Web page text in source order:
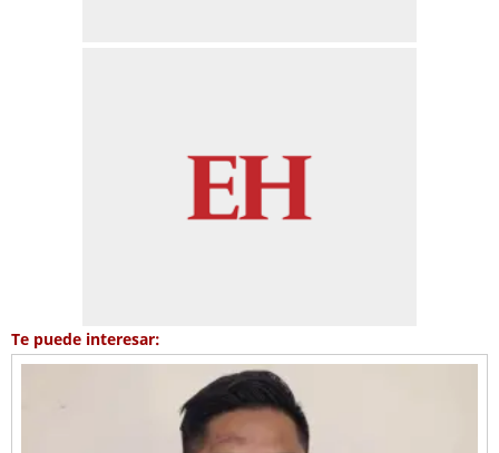
Te puede interesar: